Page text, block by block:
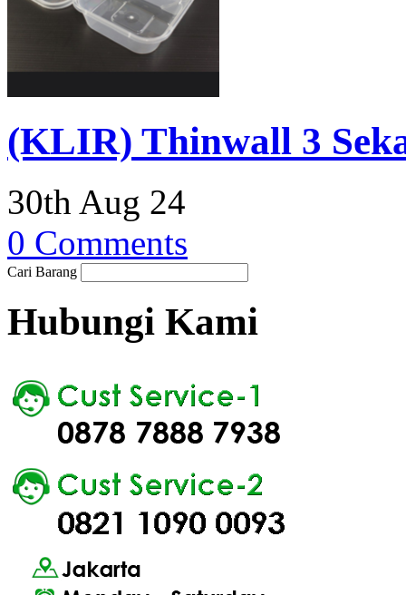
(KLIR) Thinwall 3
30th Aug 24
0 Comments
Cari Barang
Hubungi Kami